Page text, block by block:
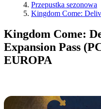
Przepustka sezonowa
Kingdom Come:
Kingdom Come:
Expansion Pass
EUROPA